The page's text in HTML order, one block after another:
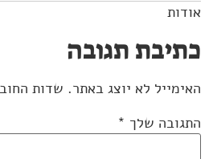
אודות
כתיבת תגובה
האימייל לא יוצג באתר. שדות
התגובה שלך *